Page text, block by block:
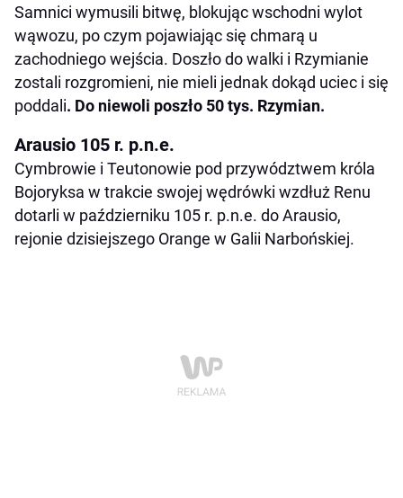
Samnici wymusili bitwę, blokując wschodni wylot
wąwozu, po czym pojawiając się chmarą u
zachodniego wejścia. Doszło do walki i Rzymianie
zostali rozgromieni, nie mieli jednak dokąd uciec i się
poddali. Do niewoli poszło 50 tys. Rzymian.
Arausio 105 r. p.n.e.
Cymbrowie i Teutonowie pod przywództwem króla
Bojoryksa w trakcie swojej wędrówki wzdłuż Renu
dotarli w październiku 105 r. p.n.e. do Arausio,
rejonie dzisiejszego Orange w Galii Narbońskiej.